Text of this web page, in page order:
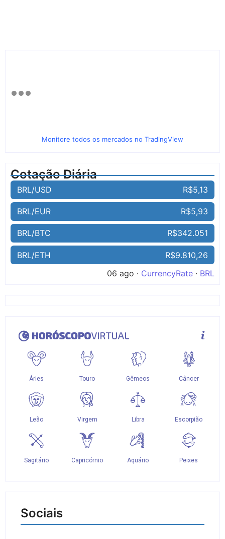
Monitore todos os mercados no TradingView
Cotação Diária
BRL/USD R$5,13
BRL/EUR R$5,93
BRL/BTC R$342.051
BRL/ETH
R$9.810,26
06 ago · CurrencyRate · BRL
Sociais